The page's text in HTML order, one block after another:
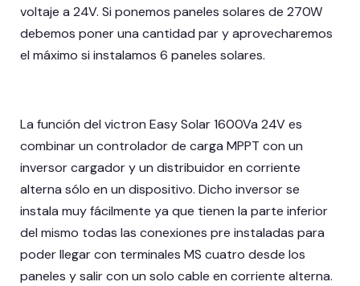
voltaje a 24V. Si ponemos paneles solares de 270W
debemos poner una cantidad par y aprovecharemos
el máximo si instalamos 6 paneles solares.
La función del victron Easy Solar 1600Va 24V es
combinar un controlador de carga MPPT con un
inversor cargador y un distribuidor en corriente
alterna sólo en un dispositivo. Dicho inversor se
instala muy fácilmente ya que tienen la parte inferior
del mismo todas las conexiones pre instaladas para
poder llegar con terminales MS cuatro desde los
paneles y salir con un solo cable en corriente alterna.